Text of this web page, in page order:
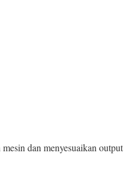
dan menyesuaikan output